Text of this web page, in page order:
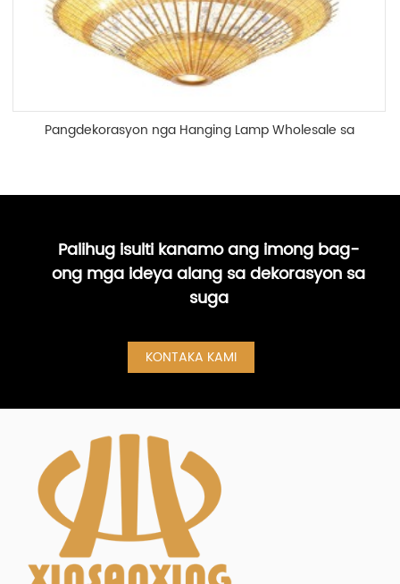
Pangdekorasyon nga Hanging Lamp Wholesale sa
Palihug isulti kanamo ang imong bag-
ong mga ideya alang sa dekorasyon sa
suga
KONTAKA KAMI